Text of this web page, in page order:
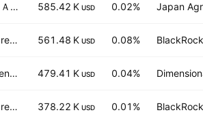
ＮＺＡＭ 上場投信 ＴＯＰＩＸ 585.42 K USD 0.02% Japan
iShares International SmallCap Equity Factor ETF 561.48 K USD 0.08%
Dimensional International Sustainability Core 1 ETF 479.41 K USD 0.04%
iShares Core MSCI Pacific ETF 378.22 K USD 0.01%